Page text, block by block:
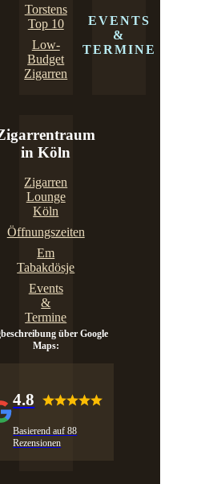
Torstens
Top 10
Low-
Budget
Zigarren
EVENTS
&
TERMINE
in Köln
Zigarren
Lounge
Köln
Öffnungszeiten
Em
Tabakdösje
Events
&
Termine
über Google
Maps:
4.8
Basierend auf 88
Rezensionen